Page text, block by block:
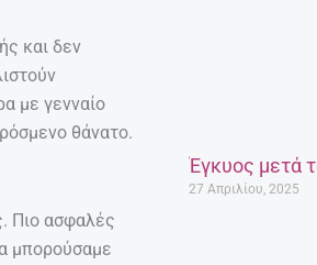
και δεν
με γενναίο
θάνατο.
Πιο ασφαλές
μπορούσαμε
Έγκυος μετά
27 Απριλίου, 2025